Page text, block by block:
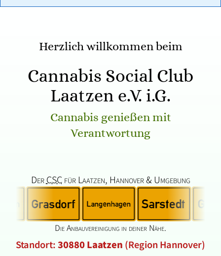
Herzlich willkommen beim
Cannabis Social Club
Laatzen e.V. i.G.
Cannabis genießen mit
Verantwortung
DerCSCfür Laatzen, Hannover & Umgebung
Die Anbauvereinigung in deiner Nähe.
Standort:30880 Laatzen (Region Hannover)